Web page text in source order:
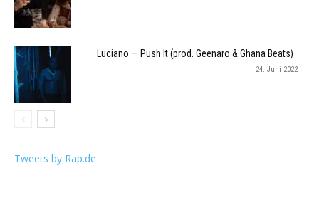
Luciano — Push It (prod. Geenaro & Ghana Beats)
24. Juni 2022
Tweets by Rap.de